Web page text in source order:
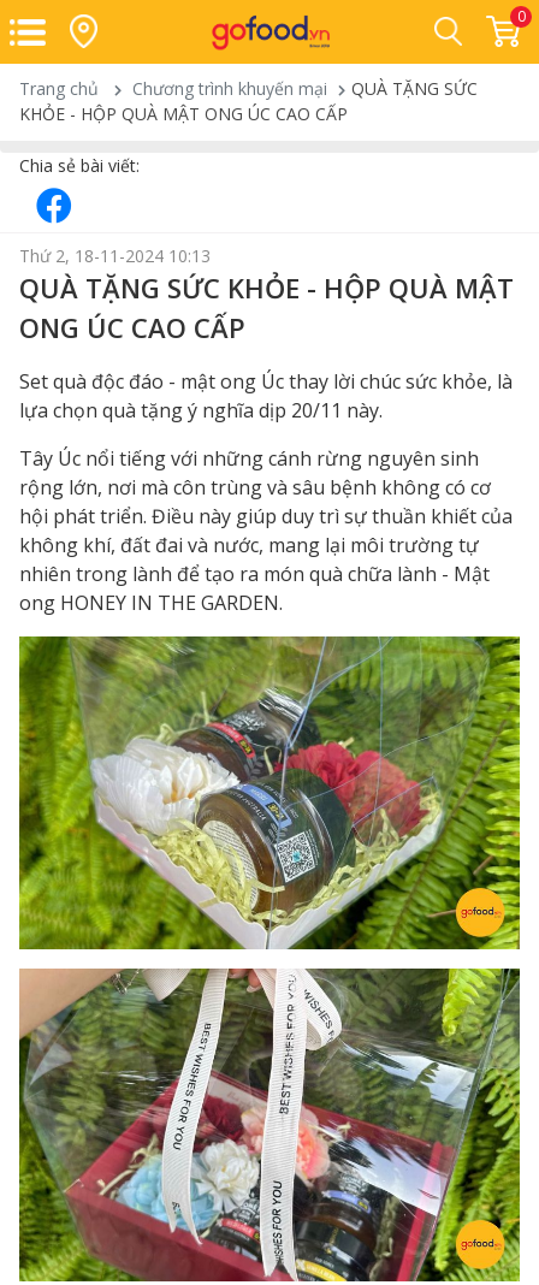
0
Trang chủ Chương trình khuyến mại
QUÀ TẶNG SỨC
KHỎE - HỘP QUÀ MẬT ONG ÚC CAO CẤP
Chia sẻ bài viết:
Thứ 2, 18-11-2024 10:13
QUÀ TẶNG SỨC KHỎE - HỘP QUÀ MẬT
ONG ÚC CAO CẤP
Set quà độc đáo - mật ong Úc thay lời chúc sức khỏe, là
lựa chọn quà tặng ý nghĩa dịp 20/11 này.
Tây Úc nổi tiếng với những cánh rừng nguyên sinh
rộng lớn, nơi mà côn trùng và sâu bệnh không có cơ
hội phát triển. Điều này giúp duy trì sự thuần khiết của
không khí, đất đai và nước, mang lại môi trường tự
nhiên trong lành để tạo ra món quà chữa lành - Mật
ong HONEY IN THE GARDEN.